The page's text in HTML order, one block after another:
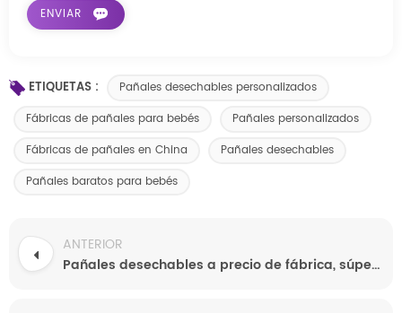
ETIQUETAS :
Pañales desechables personalizados
Fábricas de pañales para bebés
Pañales personalizados
Fábricas de pañales en China
Pañales desechables
Pañales baratos para bebés
ANTERIOR
Pañales desechables a precio de fábrica, súper cómodos, pañales para bebés de calidad al por mayor.